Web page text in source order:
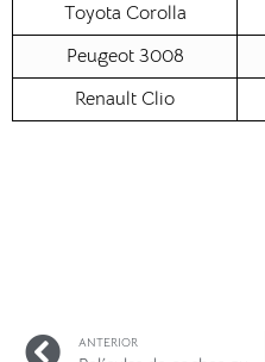
Toyota Corolla
Peugeot 3008
Renault Clio
ANTERIOR